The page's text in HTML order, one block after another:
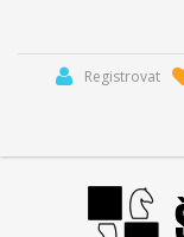
Registrovat